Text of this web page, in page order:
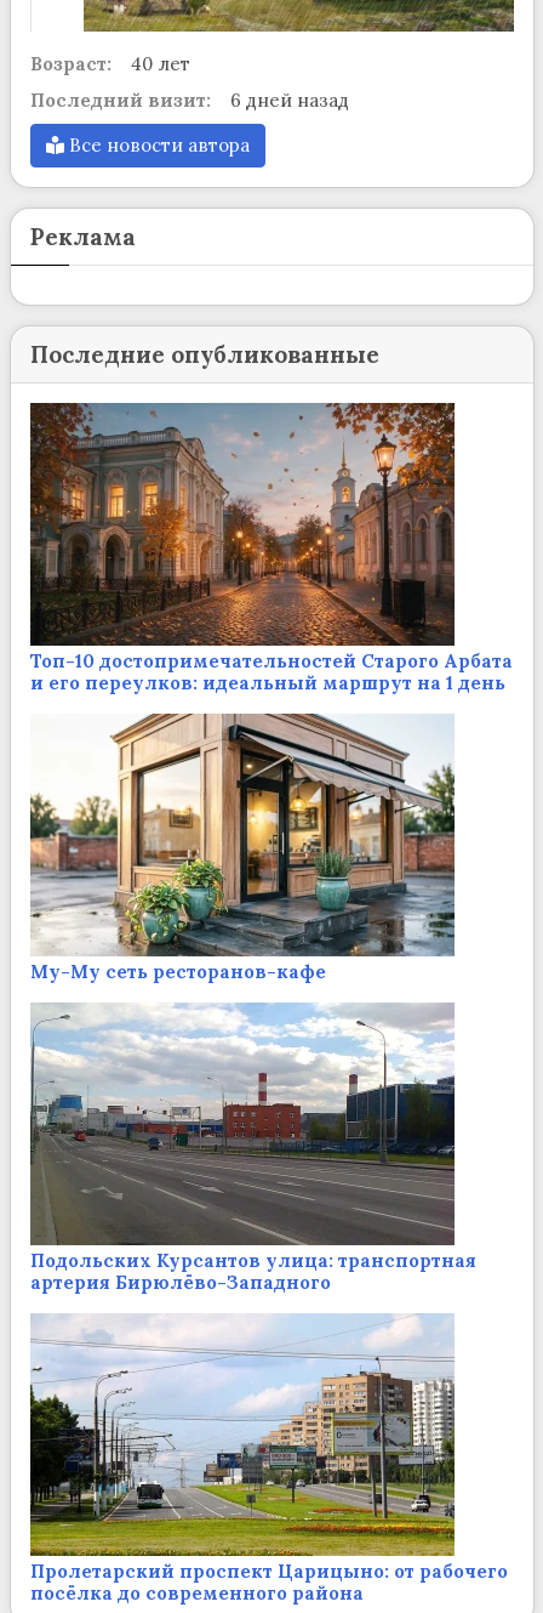
Возраст:
40 лет
Последний визит:
6 дней назад
Все новости автора
Реклама
Последние опубликованные
Топ-10 достопримечательностей Старого Арбата
и его переулков: идеальный маршрут на 1 день
Му-Му сеть ресторанов-кафе
Подольских Курсантов улица: транспортная
артерия Бирюлёво-Западного
Пролетарский проспект Царицыно: от рабочего
посёлка до современного района